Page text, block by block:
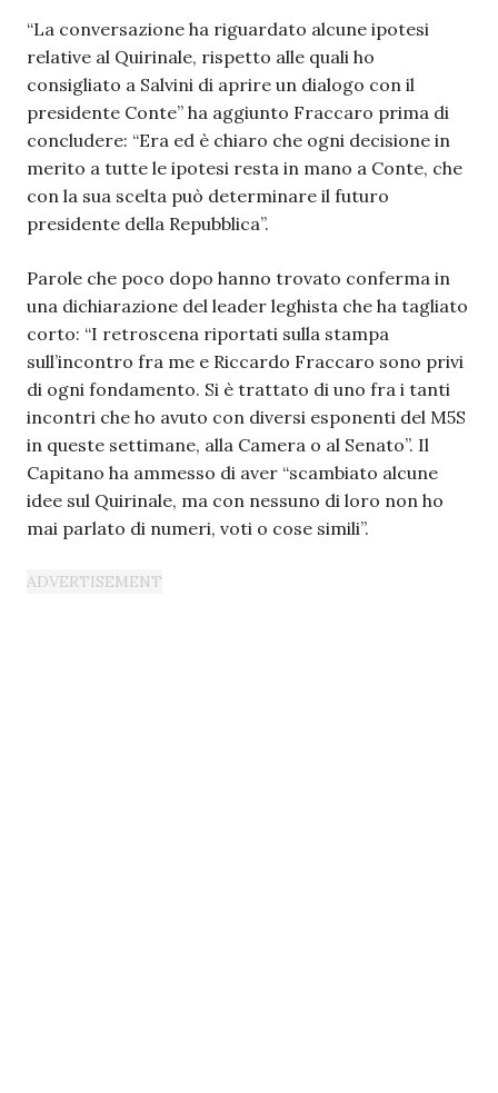
“La conversazione ha riguardato alcune ipotesi
relative al Quirinale, rispetto alle quali ho
consigliato a Salvini di aprire un dialogo con il
presidente Conte” ha aggiunto Fraccaro prima di
concludere: “Era ed è chiaro che ogni decisione in
merito a tutte le ipotesi resta in mano a Conte, che
con la sua scelta può determinare il futuro
presidente della Repubblica”.
Parole che poco dopo hanno trovato conferma in
una dichiarazione del leader leghista che ha tagliato
corto: “I retroscena riportati sulla stampa
sull’incontro fra me e Riccardo Fraccaro sono privi
di ogni fondamento. Si è trattato di uno fra i tanti
incontri che ho avuto con diversi esponenti del M5S
in queste settimane, alla Camera o al Senato”. Il
Capitano ha ammesso di aver “scambiato alcune
idee sul Quirinale, ma con nessuno di loro non ho
mai parlato di numeri, voti o cose simili”.